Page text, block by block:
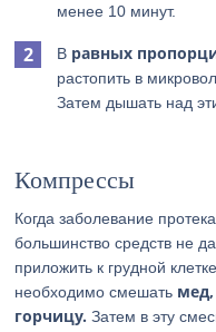
менее 10 минут.
В равных
растопить в
Затем дышать над
Компрессы
Когда заболевание
большинство средств не
приложить к грудной
необходимо смешать
горчицу. Затем в эту